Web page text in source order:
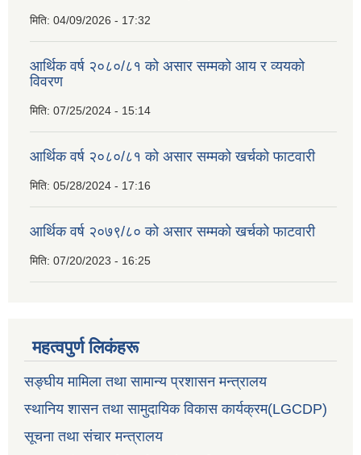
मिति: 04/09/2026 - 17:32
आर्थिक वर्ष २०८०/८१ को असार सम्मको आय र व्ययको
विवरण
मिति: 07/25/2024 - 15:14
आर्थिक वर्ष २०८०/८१ को असार सम्मको खर्चको फाटवारी
मिति: 05/28/2024 - 17:16
आर्थिक वर्ष २०७९/८० को असार सम्मको खर्चको फाटवारी
मिति: 07/20/2023 - 16:25
महत्वपुर्ण लिकंहरू
सङ्घीय मामिला तथा सामान्य प्रशासन मन्त्रालय
स्थानिय शासन तथा सामुदायिक विकास कार्यक्रम(LGCDP)
सूचना तथा संचार मन्त्रालय